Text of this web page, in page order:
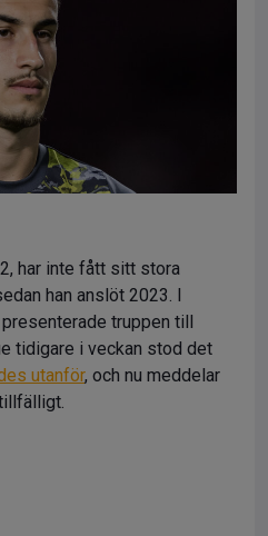
har inte fått sitt stora
han anslöt 2023. I
truppen till
tidigare i veckan stod det
utanför, och nu meddelar